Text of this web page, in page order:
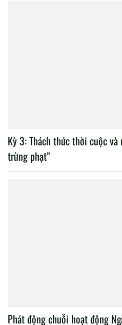
Kỳ 3: Thách thức thời cuộc
trừng phạt”
Phát động chuỗi hoạt động